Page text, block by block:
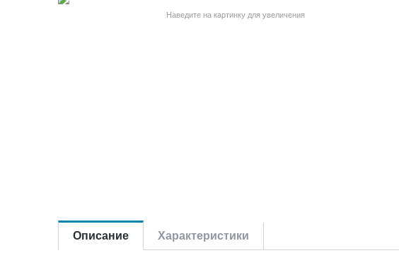
Наведите на картинку для увеличения
Описание Характеристики